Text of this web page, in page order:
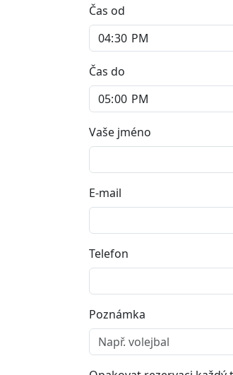
Čas od
Čas do
Vaše jméno
E-mail
Telefon
Poznámka